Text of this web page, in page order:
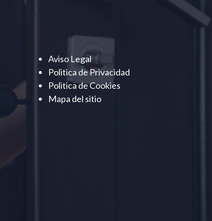
Aviso Legal
Politica de Privacidad
Politica de Cookies
Mapa del sitio